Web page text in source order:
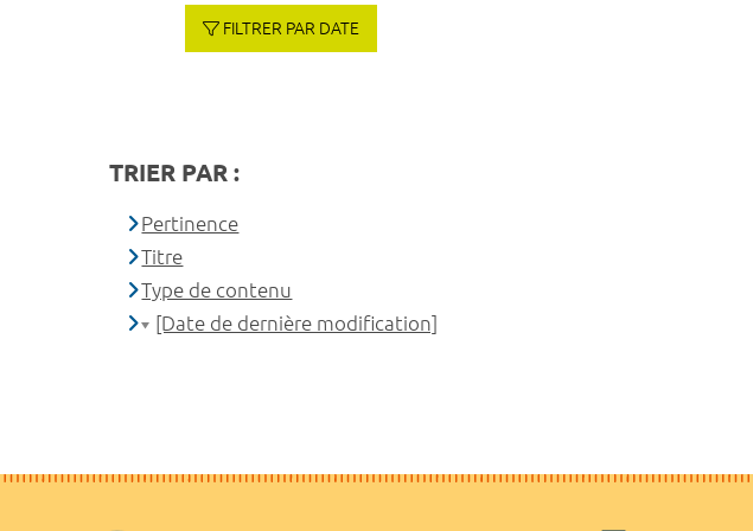
FILTRER PAR DATE
TRIER PAR :
Pertinence
Titre
Type de contenu
[Date de dernière modification]